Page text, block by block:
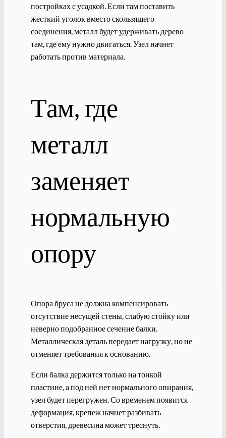
постройках с усадкой. Если там поставить
жесткий уголок вместо скользящего
соединения, металл будет удерживать дерево
там, где ему нужно двигаться. Узел начнет
работать против материала.
Там, где
металл
заменяет
нормальную
опору
Опора бруса не должна компенсировать
отсутствие несущей стены, слабую стойку или
неверно подобранное сечение балки.
Металлическая деталь передает нагрузку, но не
отменяет требования к основанию.
Если балка держится только на тонкой
пластине, а под ней нет нормального опирания,
узел будет перегружен. Со временем появится
деформация, крепеж начнет разбивать
отверстия, древесина может треснуть.